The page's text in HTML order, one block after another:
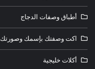
أطباق وصفات الدجاج
اكت وصفتك بإسمك وصورتك
أكلات خليجية